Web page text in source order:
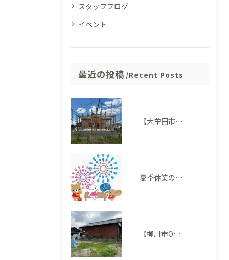
スタッフブログ
イベント
最近の投稿 Recent Posts
【大牟田市 T様邸】上棟を迎えました！いよいよ住まいの形が見えてきました
夏季休業のお知らせ
【柳川市O様邸】地鎮祭を執り行いました。いよいよ家づくりがスタートします！